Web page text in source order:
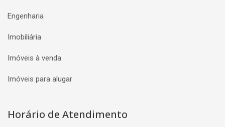
Engenharia
Imobiliária
Imóveis à venda
Imóveis para alugar
Horário de Atendimento